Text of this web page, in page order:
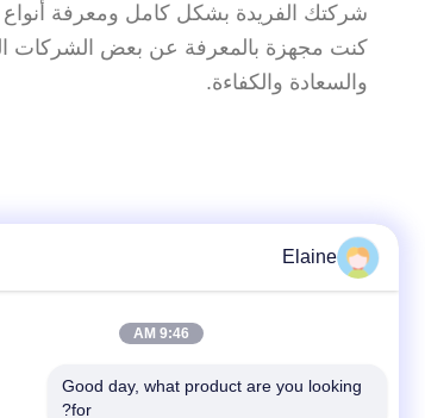
شركتك الفريدة بشكل كامل ومعرفة
كنت مجهزة بالمعرفة عن بعض الشركات
والسعادة والكفاءة.
Elaine
9:46 AM
Good day, what product are you looking
for?